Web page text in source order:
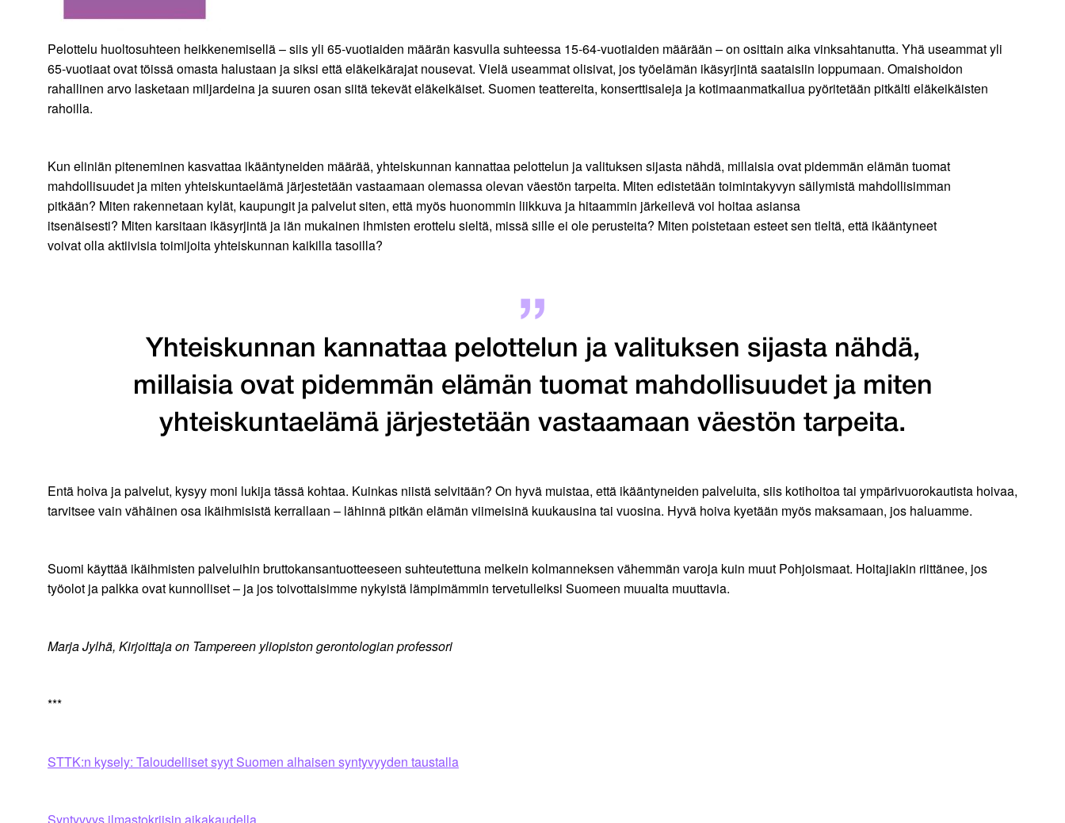
Pelottelu huoltosuhteen heikkenemisellä – siis yli 65-vuotiaiden määrän kasvulla suhteessa 15-64-vuotiaiden määrään – on osittain aika vinksahtanutta. Yhä useammat yli
65-vuotiaat ovat töissä omasta halustaan ja siksi että eläkeikärajat nousevat. Vielä useammat olisivat, jos työelämän ikäsyrjintä saataisiin loppumaan. Omaishoidon
rahallinen arvo lasketaan miljardeina ja suuren osan siitä tekevät eläkeikäiset. Suomen teattereita, konserttisaleja ja kotimaanmatkailua pyöritetään pitkälti eläkeikäisten
rahoilla.
Kun eliniän piteneminen kasvattaa ikääntyneiden määrää, yhteiskunnan kannattaa pelottelun ja valituksen sijasta nähdä, millaisia ovat pidemmän elämän tuomat
mahdollisuudet ja miten yhteiskuntaelämä järjestetään vastaamaan olemassa olevan väestön tarpeita. Miten edistetään toimintakyvyn säilymistä mahdollisimman
pitkään? Miten rakennetaan kylät, kaupungit ja palvelut siten, että myös huonommin liikkuva ja hitaammin järkeilevä voi hoitaa asiansa
itsenäisesti? Miten karsitaan ikäsyrjintä ja iän mukainen ihmisten erottelu sieltä, missä sille ei ole perusteita? Miten poistetaan esteet sen tieltä, että ikääntyneet
voivat olla aktiivisia toimijoita yhteiskunnan kaikilla tasoilla?
Yhteiskunnan kannattaa pelottelun ja valituksen sijasta nähdä,
millaisia ovat pidemmän elämän tuomat mahdollisuudet ja miten
yhteiskuntaelämä järjestetään vastaamaan väestön tarpeita.
Entä hoiva ja palvelut, kysyy moni lukija tässä kohtaa. Kuinkas niistä selvitään? On hyvä muistaa, että ikääntyneiden palveluita, siis kotihoitoa tai ympärivuorokautista hoivaa,
tarvitsee vain vähäinen osa ikäihmisistä kerrallaan – lähinnä pitkän elämän viimeisinä kuukausina tai vuosina. Hyvä hoiva kyetään myös maksamaan, jos haluamme.
Suomi käyttää ikäihmisten palveluihin bruttokansantuotteeseen suhteutettuna melkein kolmanneksen vähemmän varoja kuin muut Pohjoismaat. Hoitajiakin riittänee, jos
työolot ja palkka ovat kunnolliset – ja jos toivottaisimme nykyistä lämpimämmin tervetulleiksi Suomeen muualta muuttavia.
Marja Jylhä, Kirjoittaja on Tampereen yliopiston gerontologian professori
***
STTK:n kysely: Taloudelliset syyt Suomen alhaisen syntyvyyden taustalla